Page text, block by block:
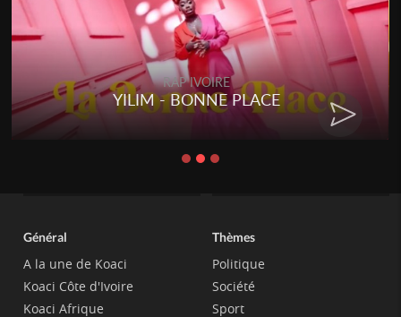
RAP IVOIRE
YILIM - BONNE PLACE
Général
A la une de Koaci
Koaci Côte d'Ivoire
Koaci Afrique
Thèmes
Politique
Société
Sport